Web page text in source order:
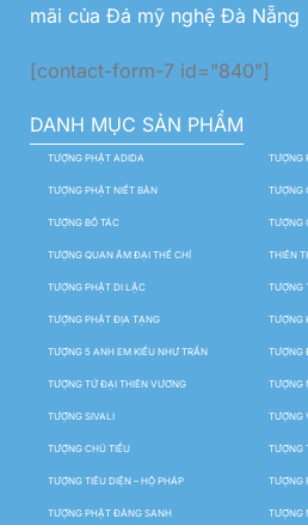
mãi của Đá mỹ nghệ Đà Nẵng
[contact-form-7 id="840"]
DANH MỤC SẢN PHẨM
TƯỢNG PHẬT ADIDA TƯỢNG
TƯỢNG PHẬT NIẾT BÀN TƯỢNG
TƯỢNG BỒ TÁC TƯỢNG
TƯỢNG QUAN ÂM ĐẠI THẾ CHÍ THIÊN
TƯỢNG PHẬT DI LẶC TƯỢNG
TƯỢNG PHẬT ĐỊA TẠNG TƯỢNG
TƯỢNG 5 ANH EM KIỀU NHƯ TRẦN TƯỢNG
TƯỢNG TỨ ĐẠI THIÊN VƯƠNG TƯỢNG
TƯỢNG SIVALI TƯỢNG
TƯỢNG CHÚ TIỂU TƯỢNG
TƯỢNG TIÊU DIỆN – HỘ PHÁP TƯỢNG
TƯỢNG PHẬT ĐẢNG SANH TƯỢNG